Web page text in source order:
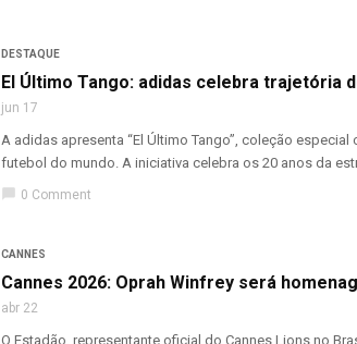
DESTAQUE
El Último Tango: adidas celebra trajetória
jun 17
A adidas apresenta “El Último Tango”, coleção
futebol do mundo. A iniciativa celebra os 20 anos da
chat_bubble 0 Comment
CANNES
Cannes 2026: Oprah Winfrey será
abr 22
O Estadão, representante oficial do Cannes Lions no